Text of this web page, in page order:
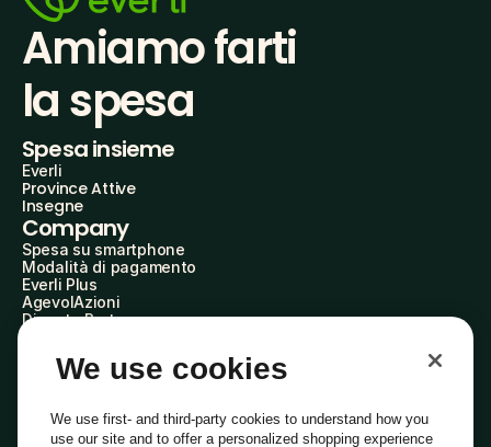
Amiamo farti
la spesa
Spesa insieme
Everli
Province Attive
Insegne
Company
Spesa su smartphone
Modalità di pagamento
Everli Plus
AgevolAzioni
Diventa Partner
Everli Shoppers
About Us
Everli News
Domande frequenti
We use cookies
We use first- and third-party cookies to understand how you
use our site and to offer a personalized shopping experience